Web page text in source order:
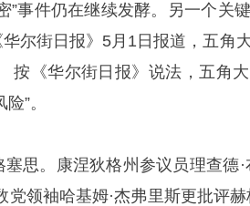
”事件仍在继续发酵。另一个关
尔街日报》5月1日报道，五角
按《华尔街日报》说法，五角
”。
思。康涅狄格州参议员理查德·
党领袖哈基姆·杰弗里斯更批评